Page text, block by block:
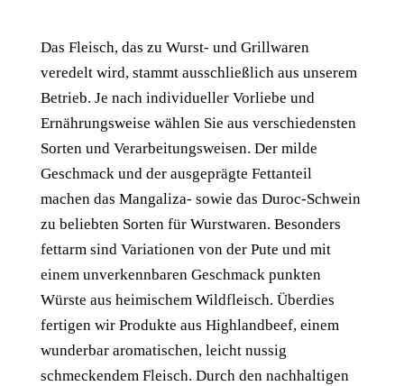
Das Fleisch, das zu Wurst- und Grillwaren
veredelt wird, stammt ausschließlich aus unserem
Betrieb. Je nach individueller Vorliebe und
Ernährungsweise wählen Sie aus verschiedensten
Sorten und Verarbeitungsweisen. Der milde
Geschmack und der ausgeprägte Fettanteil
machen das Mangaliza- sowie das Duroc-Schwein
zu beliebten Sorten für Wurstwaren. Besonders
fettarm sind Variationen von der Pute und mit
einem unverkennbaren Geschmack punkten
Würste aus heimischem Wildfleisch. Überdies
fertigen wir Produkte aus Highlandbeef, einem
wunderbar aromatischen, leicht nussig
schmeckendem Fleisch. Durch den nachhaltigen